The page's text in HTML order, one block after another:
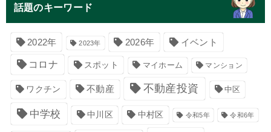
話題のキーワード
2022年 2023年 2026年 イベント
コロナ スポット マイホーム マンション
ワクチン 不動産 不動産投資 中区
中学校 中川区 中村区 令和5年 令和6年